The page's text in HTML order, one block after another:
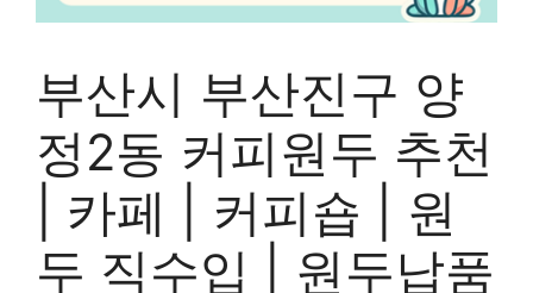
부산시 부산진구 양
정2동 커피원두 추천
| 카페 | 커피숍 | 원
두 직수입 | 원두납품